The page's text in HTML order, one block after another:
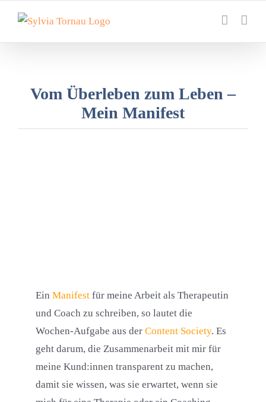
Inhalt
springen
Vom Überleben zum Leben –
Mein Manifest
Ein Manifestfür meine Arbeit als Therapeutin
und Coach zu schreiben, so lautet die
Wochen-Aufgabe aus der Content Society. Es
geht darum, die Zusammenarbeit mit mir für
meine Kund:innen transparent zu machen,
damit sie wissen, was sie erwartet, wenn sie